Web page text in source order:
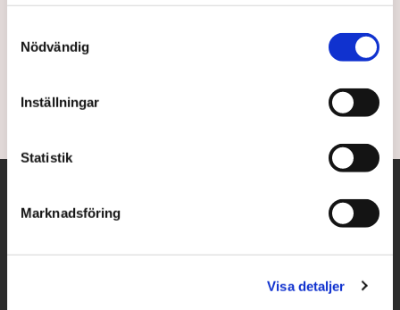
Nödvändig
Inställningar
Statistik
Marknadsföring
Visa detaljer
procent i år, en kraftig nedgradering från en tidigare
2 months ago |